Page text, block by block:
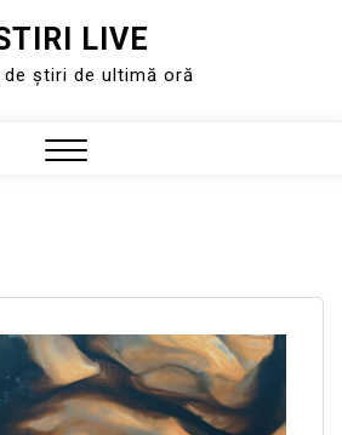
LIVE
de știri de ultimă oră